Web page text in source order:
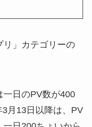
リ」カテゴリーの
一日のPV数が400
月13日以降は、PV